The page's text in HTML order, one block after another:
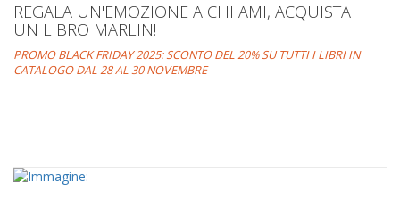
REGALA UN'EMOZIONE A CHI AMI, ACQUISTA
UN LIBRO MARLIN!
PROMO BLACK FRIDAY 2025: SCONTO DEL 20% SU TUTTI I LIBRI IN
CATALOGO DAL 28 AL 30 NOVEMBRE